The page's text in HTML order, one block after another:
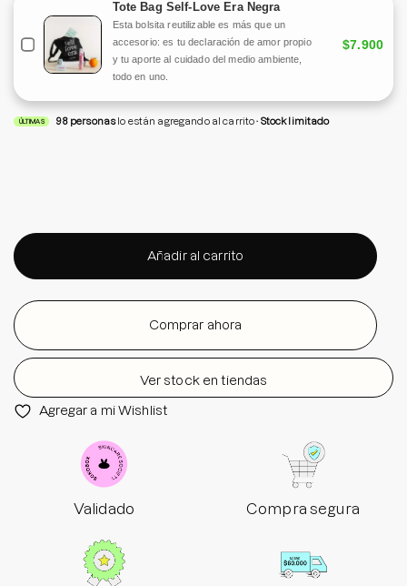
Tote Bag Self-Love Era Negra
Esta bolsita reutilizable es más que un
accesorio: es tu declaración de amor propio
y tu aporte al cuidado del medio ambiente,
todo en uno.
$7.900
ÚLTIMAS 98personas lo están agregando al carrito Stock limitado
Añadir al carrito
Comprar ahora
Ver stock en tiendas
Agregar a mi Wishlist
Validado Compra segura